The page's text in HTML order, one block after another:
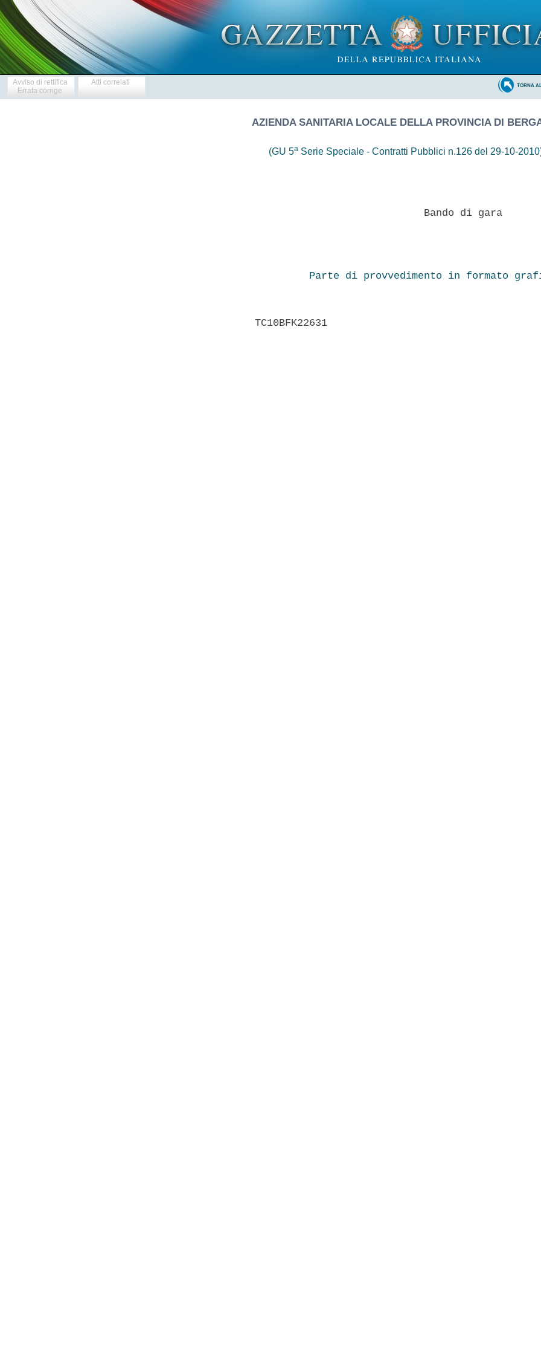
Avviso di rettifica
Errata corrige
Atti correlati TORNA
AZIENDA SANITARIA LOCALE DELLA PROVINCIA DI
(GU 5a Serie Speciale - Contratti Pubblici n.126 del 29-10-
                            Bando di gara
Parte di provvedimento in formato